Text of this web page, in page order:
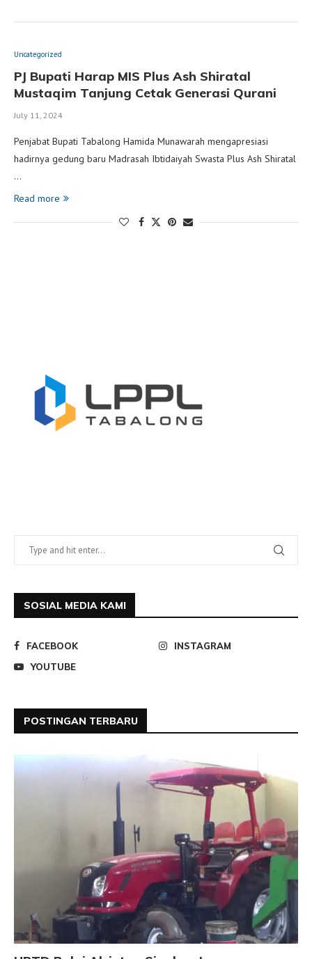
Uncategorized
PJ Bupati Harap MIS Plus Ash Shiratal
Mustaqim Tanjung Cetak Generasi Qurani
July 11, 2024
Penjabat Bupati Tabalong Hamida Munawarah mengapresiasi
hadirnya gedung baru Madrasah Ibtidaiyah Swasta Plus Ash Shiratal
…
Read more
SOSIAL MEDIA KAMI
FACEBOOK
INSTAGRAM
YOUTUBE
POSTINGAN TERBARU